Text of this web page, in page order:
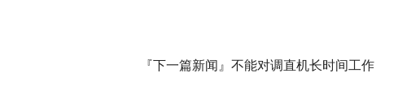
『下一篇新闻』 不能对调直机长时间工作